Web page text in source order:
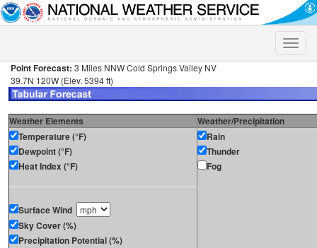
Toggle
Point Forecast: 3 Miles NNW Cold Springs Valley NV
39.7N 120W (Elev. 5394 ft)
Weather Elements
Weather/Precipitation
Temperature (°F)
Dewpoint (°F)
Heat Index (°F)
Surface Wind
Sky Cover (%)
Precipitation Potential (%)
Rain
Thunder
Fog